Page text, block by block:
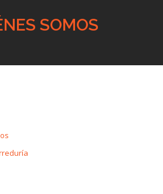
SOMOS